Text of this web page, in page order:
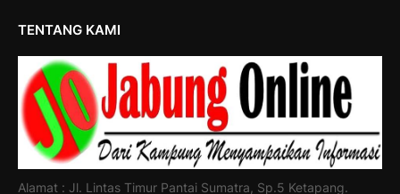
TENTANG KAMI
Alamat : Jl. Lintas Timur Pantai Sumatra, Sp.5 Ketapang.